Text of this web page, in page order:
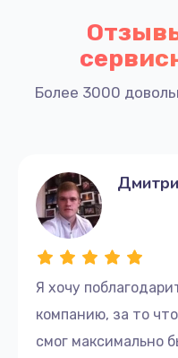
Более 3000
Я хочу
компанию, за то
смог максимально